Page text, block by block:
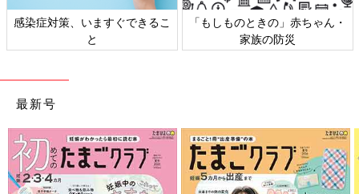
うちはどっちの実家も近いため帰省することがないので、毎年家
族で旅行に行っています。
以来、真夏の遊園地は無謀だと判断して、プールで楽しんでいま
す♪ 昨年はまだ次女が
トレットでショッピングしていましたが、次女ももう１歳。プー
ルデビューです！！
…が、そりゃあ家での水遊びも嫌がるんだから、大きなプールだ
って嫌だよねぇ。
感染症対策、いますぐできるこ
と
「もしものときの」赤ちゃん・
家族の防災
最新号